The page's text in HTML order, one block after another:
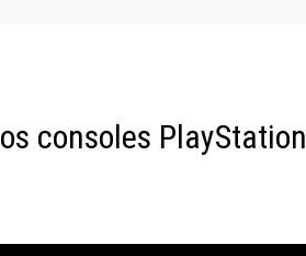
consoles PlayStation